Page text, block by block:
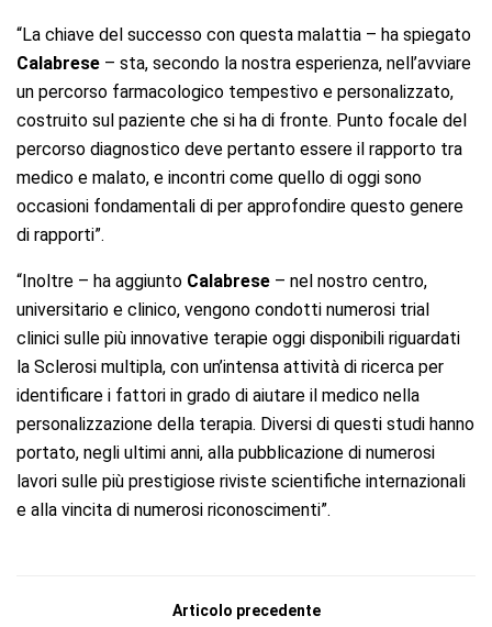
“La chiave del successo con questa malattia – ha spiegato
Calabrese – sta, secondo la nostra esperienza, nell’avviare
un percorso farmacologico tempestivo e personalizzato,
costruito sul paziente che si ha di fronte. Punto focale del
percorso diagnostico deve pertanto essere il rapporto tra
medico e malato, e incontri come quello di oggi sono
occasioni fondamentali di per approfondire questo genere
di rapporti”.
“Inoltre – ha aggiunto Calabrese – nel nostro centro,
universitario e clinico, vengono condotti numerosi trial
clinici sulle più innovative terapie oggi disponibili riguardati
la Sclerosi multipla, con un’intensa attività di ricerca per
identificare i fattori in grado di aiutare il medico nella
personalizzazione della terapia. Diversi di questi studi hanno
portato, negli ultimi anni, alla pubblicazione di numerosi
lavori sulle più prestigiose riviste scientifiche internazionali
e alla vincita di numerosi riconoscimenti”.
Articolo precedente